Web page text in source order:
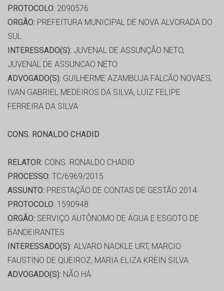
PROTOCOLO: 2090576
ORGÃO: PREFEITURA MUNICIPAL DE NOVA ALVORADA DO
SUL
INTERESSADO(S): JUVENAL DE ASSUNÇÃO NETO,
JUVENAL DE ASSUNCAO NETO
ADVOGADO(S): GUILHERME AZAMBUJA FALCÃO NOVAES,
IVAN GABRIEL MEDEIROS DA SILVA, LUIZ FELIPE
FERREIRA DA SILVA
CONS. RONALDO CHADID
RELATOR: CONS. RONALDO CHADID
PROCESSO: TC/6969/2015
ASSUNTO: PRESTAÇÃO DE CONTAS DE GESTÃO 2014
PROTOCOLO: 1590948
ORGÃO: SERVIÇO AUTÔNOMO DE ÁGUA E ESGOTO DE
BANDEIRANTES
INTERESSADO(S): ALVARO NACKLE URT, MARCIO
FAUSTINO DE QUEIROZ, MARIA ELIZA KREIN SILVA
ADVOGADO(S): NÃO HÁ